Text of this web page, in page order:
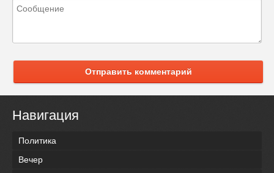
Отправить комментарий
Навигация
Политика
Вечер